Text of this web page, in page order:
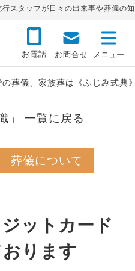
スタッフが日々の出来事や葬儀の
お電話 お問合せ
葬儀、家族葬は《ふじみ式典
」 一覧に戻る
葬儀について
ットカード
ります